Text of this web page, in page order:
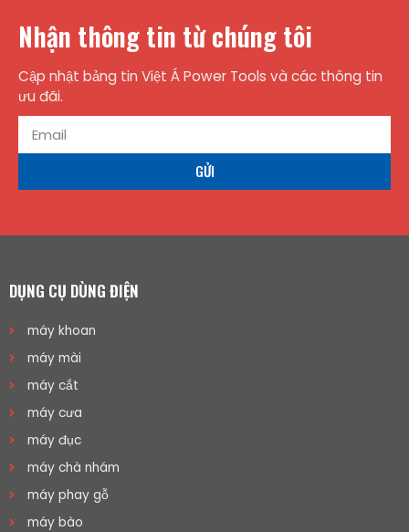
Nhận thông tin từ chúng tôi
Cập nhật bảng tin Việt Á Power Tools và các thông tin
ưu đãi.
GỬI
DỤNG CỤ DÙNG ĐIỆN
máy khoan
máy mài
máy cắt
máy cưa
máy đục
máy chà nhám
máy phay gỗ
máy bào